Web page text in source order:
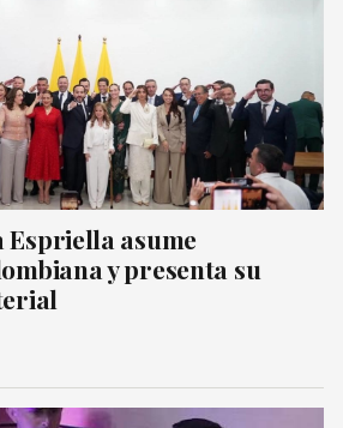
Espriella asume
y presenta su